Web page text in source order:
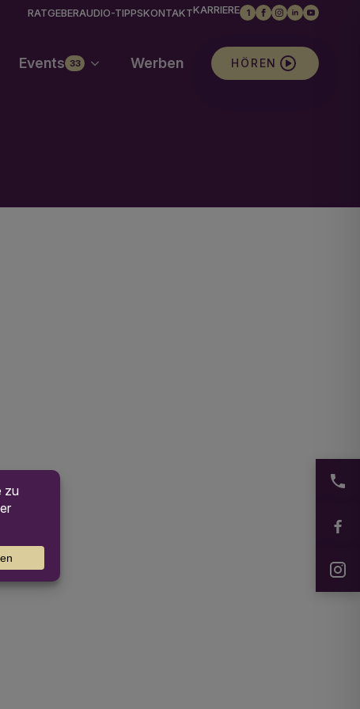
RATGEBERAUDIO-TIPPSKONTAKTKARRIERE 1
Events 33 Werben HÖREN